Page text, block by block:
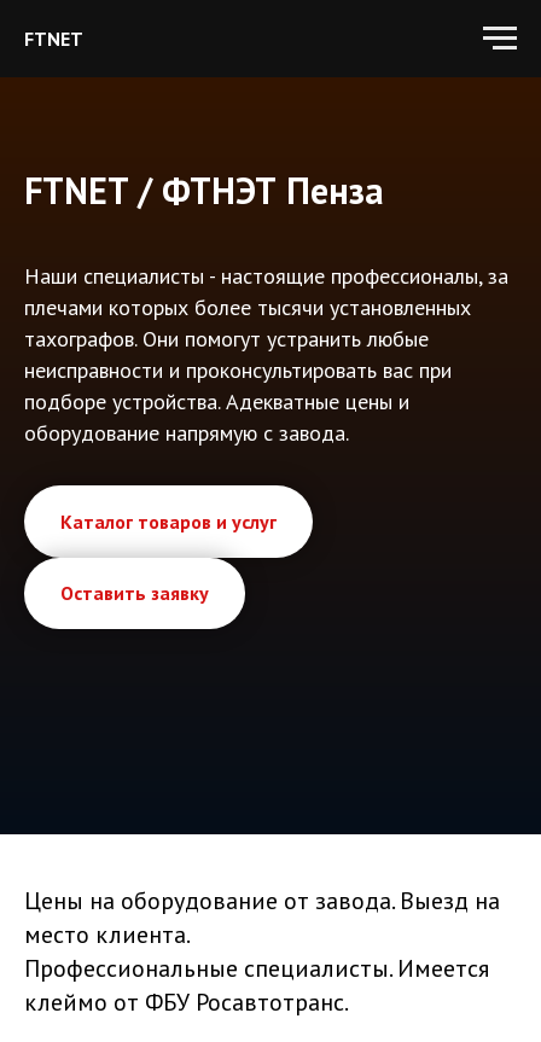
FTNET
Группа компаний FTNET
FTNET / ФТНЭТ Пенза
Наши специалисты - настоящие профессионалы, за
плечами которых более тысячи установленных
тахографов. Они помогут устранить любые
неисправности и проконсультировать вас при
подборе устройства. Адекватные цены и
оборудование напрямую с завода.
Каталог товаров и услуг
Оставить заявку
Цены на оборудование от завода. Выезд на
место клиента.
Профессиональные специалисты. Имеется
клеймо от ФБУ Росавтотранс.